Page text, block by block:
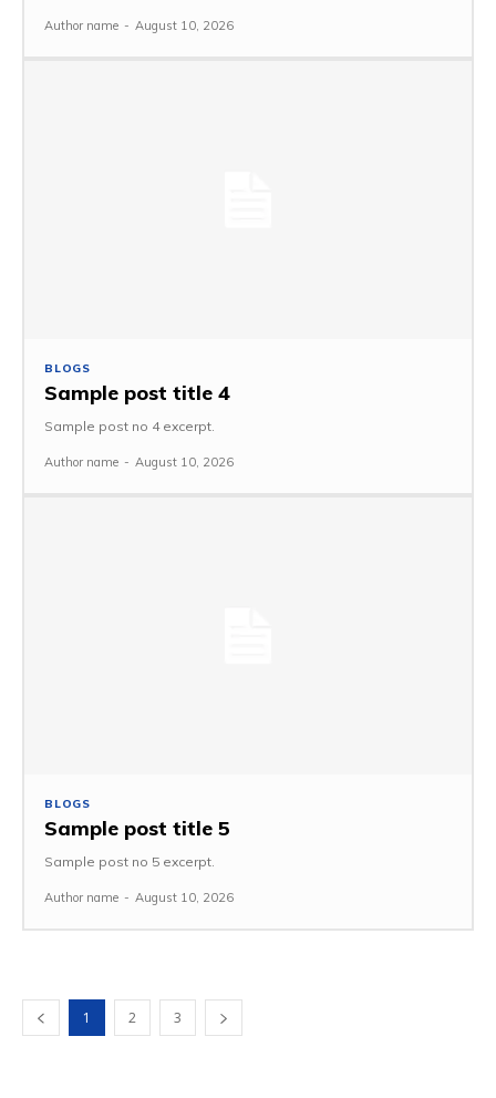
Author name - August 10, 2026
BLOGS
Sample post title 4
Sample post no 4 excerpt.
Author name - August 10, 2026
BLOGS
Sample post title 5
Sample post no 5 excerpt.
Author name - August 10, 2026
1 2 3